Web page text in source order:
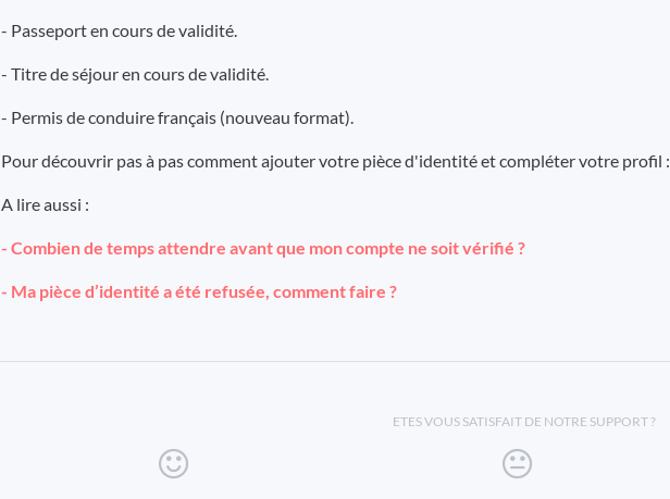
- Passeport en cours de validité.
- Titre de séjour en cours de validité.
- Permis de conduire français (nouveau format).
Pour découvrir pas à pas comment ajouter votre pièce d'identité et compléter votre profil :
A lire aussi :
- Combien de temps attendre avant que mon compte ne soit vérifié ?
- Ma pièce d’identité a été refusée, comment faire ?
ETES VOUS SATISFAIT DE NOTRE SUPPORT ?